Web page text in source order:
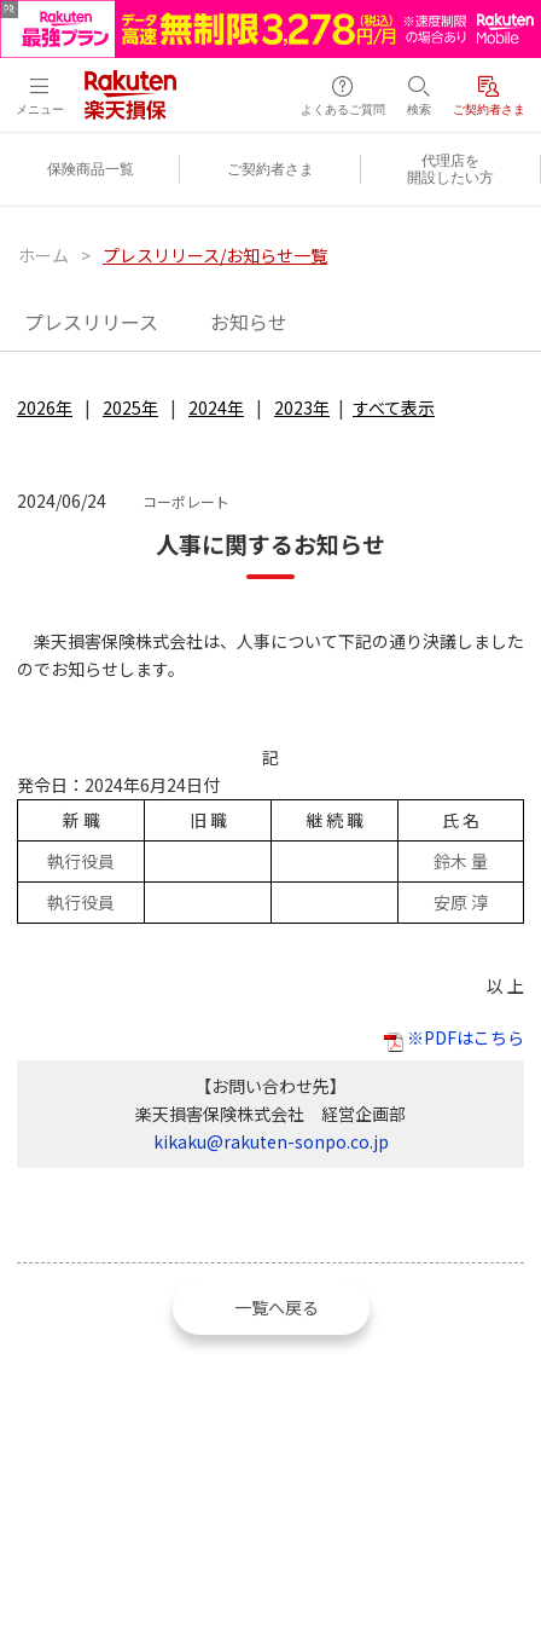
メニュー よくあるご質問 検索 ご契約者さま
保険商品一覧 ご契約者さま
代理店を
開設したい方
ホーム > プレスリリース/お知らせ一覧
プレスリリース お知らせ
2026年 2025年 2024年 2023年 すべて表示
2024/06/24 コーポレート
人事に関するお知らせ
楽天損害保険株式会社は、人事について下記の通り決議しました
のでお知らせします。
記
発令日：2024年6月24日付
新 職
旧 職 継 続 職
氏 名
執行役員
鈴木 量
執行役員
安原 淳
以 上
※PDFはこちら
【お問い合わせ先】
楽天損害保険株式会社 経営企画部
kikaku@rakuten-sonpo.co.jp
一覧へ戻る